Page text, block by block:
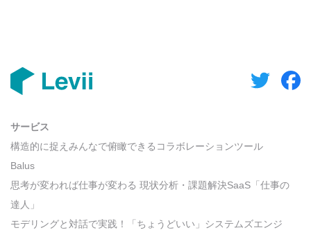
サービス
構造的に捉えみんなで俯瞰できるコラボレーションツール
Balus
思考が変われば仕事が変わる 現状分析・課題解決SaaS「仕事の
達人」
モデリングと対話で実践！「ちょうどいい」システムズエンジ